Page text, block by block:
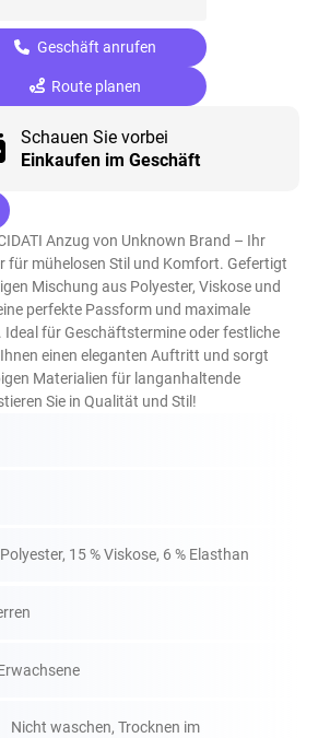
Geschäft anrufen
Route planen
Schauen Sie vorbei
Einkaufen im Geschäft
Anzug von Unknown Brand – Ihr
für mühelosen Stil und Komfort. Gefertigt
Mischung aus Polyester, Viskose und
perfekte Passform und maximale
Ideal für Geschäftstermine oder festliche
einen eleganten Auftritt und sorgt
Materialien für langanhaltende
Sie in Qualität und Stil!
15 % Viskose, 6 % Elasthan
Nicht waschen, Trocknen im